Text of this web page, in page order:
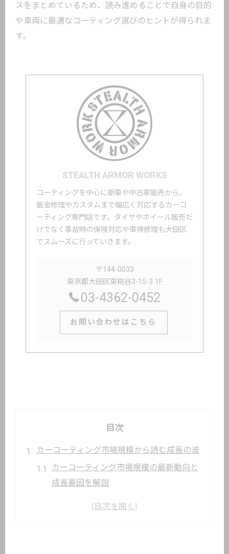
スをまとめているため、読み進めることで自身の目的
や車両に最適なコーティング選びのヒントが得られま
す。
STEALTH ARMOR WORKS
コーティングを中心に新車や中古車販売から、
鈑金修理やカスタムまで幅広く対応するカーコ
ーティング専門店です。タイヤやホイール販売だ
けでなく事故時の保険対応や車検修理も大田区
でスムーズに行っていきます。
〒144-0033
東京都大田区東糀谷3-15-3 1F
03-4362-0452
お問い合わせはこちら
目次
カーコーティング市場規模から読む成長の波
カーコーティング市場規模の最新動向と
成長要因を解説
日本におけるカーコーティング需要拡大